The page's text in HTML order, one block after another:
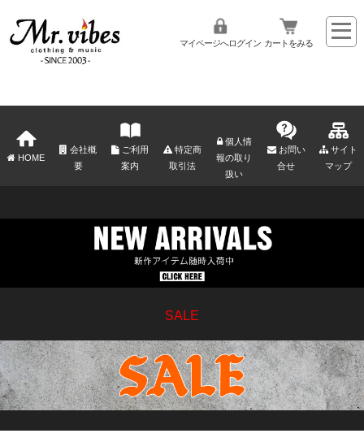
マイページへログイン カートをみる
HOME
会社概
要
ご利用
案内
特定商
取引法
個人情
報の取り
扱い
お問い
合せ
サイト
マップ
SALE